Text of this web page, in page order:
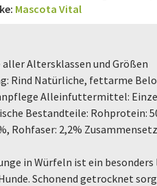
Mascota Vital
aller Altersklassen und Größen
Rind Natürliche, fettarme
Alleinfuttermittel:
Bestandteile: Rohprotein:
Rohfaser: 2,2%
in Würfeln ist ein
Schonend getrocknet